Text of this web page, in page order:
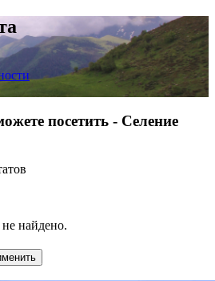
посетить - Селение
найдено.